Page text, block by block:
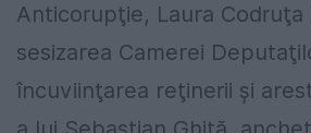
Anticorupţie, Laura Codruţa
sesizarea Camerei
încuviinţarea reţinerii şi